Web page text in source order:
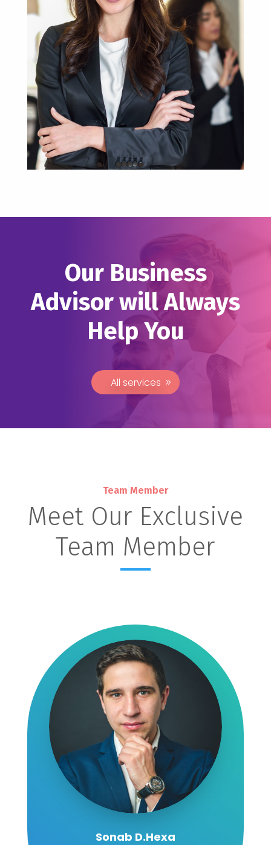
Our Business
Advisor will Always
Help You
All services
Team Member
Meet Our Exclusive
Team Member
Sonab D.Hexa